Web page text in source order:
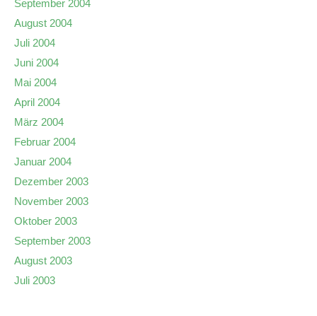
September 2004
August 2004
Juli 2004
Juni 2004
Mai 2004
April 2004
März 2004
Februar 2004
Januar 2004
Dezember 2003
November 2003
Oktober 2003
September 2003
August 2003
Juli 2003